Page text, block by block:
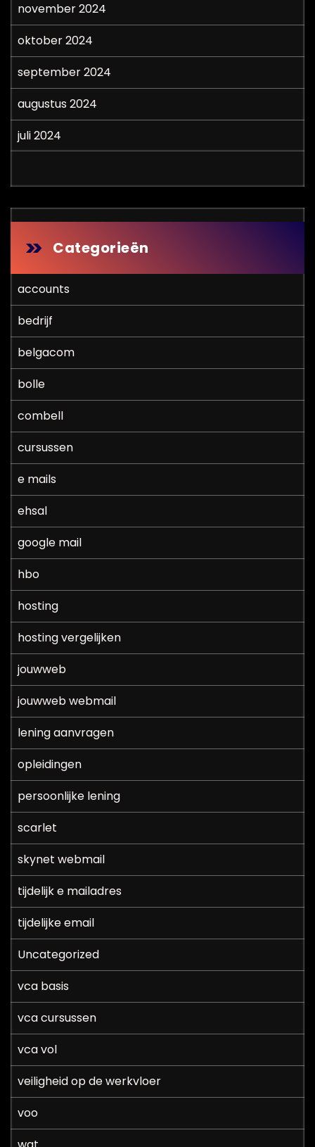
november 2024
oktober 2024
september 2024
augustus 2024
juli 2024
Categorieën
accounts
bedrijf
belgacom
bolle
combell
cursussen
e mails
ehsal
google mail
hbo
hosting
hosting vergelijken
jouwweb
jouwweb webmail
lening aanvragen
opleidingen
persoonlijke lening
scarlet
skynet webmail
tijdelijk e mailadres
tijdelijke email
Uncategorized
vca basis
vca cursussen
vca vol
veiligheid op de werkvloer
voo